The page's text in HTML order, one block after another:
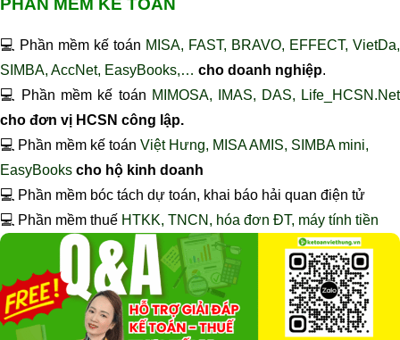
💻 Phần mềm kế toán MISA, FAST, BRAVO, EFFECT, VietDa,
SIMBA, AccNet, EasyBooks,… cho doanh nghiệp.
💻 Phần mềm kế toán MIMOSA, IMAS, DAS, Life_HCSN.Net
cho đơn vị HCSN công lập.
💻 Phần mềm kế toán Việt Hưng, MISA AMIS, SIMBA mini,
EasyBooks cho hộ kinh doanh
💻 Phần mềm bóc tách dự toán, khai báo hải quan điện tử
💻 Phần mềm thuế HTKK, TNCN, hóa đơn ĐT, máy tính tiền